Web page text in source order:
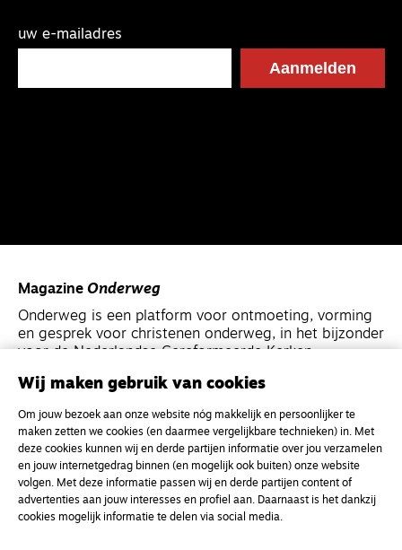
uw e-mailadres
Magazine Onderweg
Onderweg is een platform voor ontmoeting, vorming
en gesprek voor christenen onderweg, in het bijzonder
voor de Nederlandse Gereformeerde Kerken.
Kvk-nummer 33277063
NL46 INGB 0117 5827 86
info@onderwegonline.nl
Wij maken gebruik van cookies
Om jouw bezoek aan onze website nóg makkelijk en persoonlijker te
maken zetten we cookies (en daarmee vergelijkbare technieken) in. Met
deze cookies kunnen wij en derde partijen informatie over jou verzamelen
en jouw internetgedrag binnen (en mogelijk ook buiten) onze website
volgen. Met deze informatie passen wij en derde partijen content of
advertenties aan jouw interesses en profiel aan. Daarnaast is het dankzij
cookies mogelijk informatie te delen via social media.